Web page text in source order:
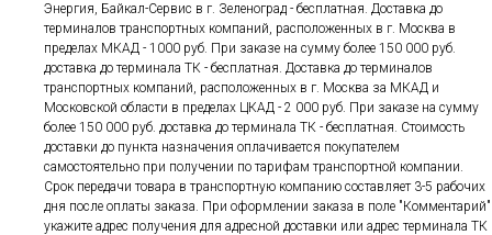
Энергия, Байкал-Сервис в г. Зеленоград - бесплатная. Доставка до
терминалов транспортных компаний, расположенных в г. Москва в
пределах МКАД - 1000 руб. При заказе на сумму более 150 000 руб.
доставка до терминала ТК - бесплатная. Доставка до терминалов
транспортных компаний, расположенных в г. Москва за МКАД и
Московской области в пределах ЦКАД - 2 000 руб. При заказе на сумму
более 150 000 руб. доставка до терминала ТК - бесплатная. Стоимость
доставки до пункта назначения оплачивается покупателем
самостоятельно при получении по тарифам транспортной компании.
Срок передачи товара в транспортную компанию составляет 3-5 рабочих
дня после оплаты заказа. При оформлении заказа в поле "Комментарий"
укажите адрес получения для адресной доставки или адрес терминала ТК